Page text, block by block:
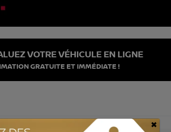
VOTRE VÉHICULE EN LIGNE
GRATUITE ET IMMÉDIATE !
×